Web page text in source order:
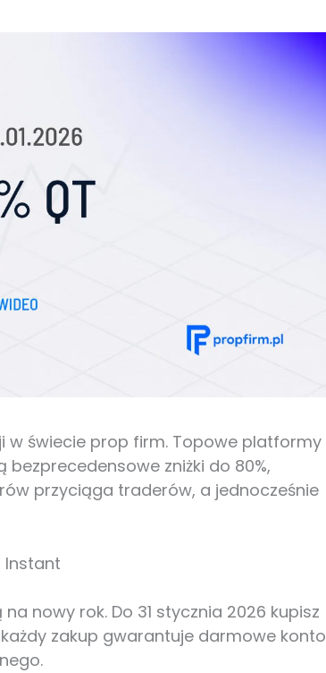
w świecie prop firm. Topowe platformy
bezprecedensowe zniżki do 80%,
przyciąga traderów, a jednocześnie
Instant
nowy rok. Do 31 stycznia 2026 kupisz
zakup gwarantuje darmowe konto